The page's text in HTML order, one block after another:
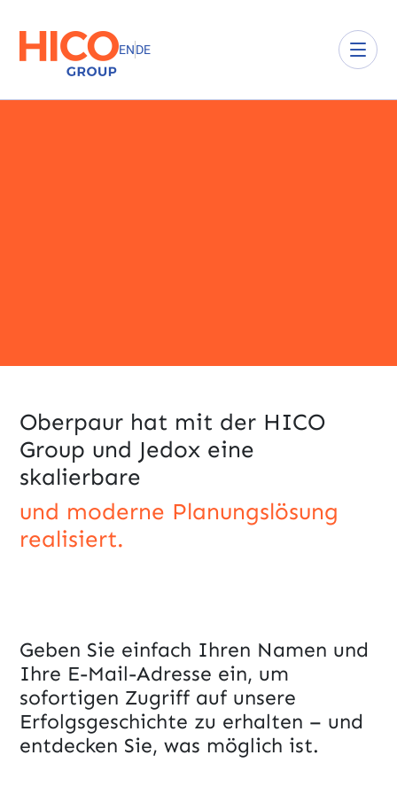
ENDE
Oberpaur hat mit der HICO
Group und Jedox eine
skalierbare ​​
und moderne Planungslösung
realisiert.
Geben Sie einfach Ihren Namen und
Ihre E-Mail-Adresse ein, um
sofortigen Zugriff auf unsere
Erfolgsgeschichte zu erhalten – und
entdecken Sie, was möglich ist.